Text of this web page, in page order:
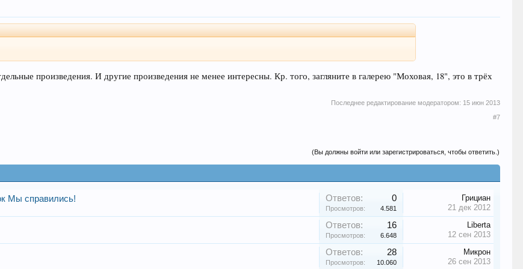
произведения. И другие произведения не менее интересны. Кр. того, загляните в галерею "Моховая, 18", это в трёх
Последнее редактирование модератором: 15 июн 2013
#7
(Вы должны войти или зарегистрироваться, чтобы ответить.)
Мы справились! Ответов: 0
Просмотров: 4.581
Грициан
21 дек 2012
Ответов: 16
Просмотров: 6.648
Liberta
12 сен 2013
Ответов: 28
Просмотров: 10.060
Микрон
26 сен 2013